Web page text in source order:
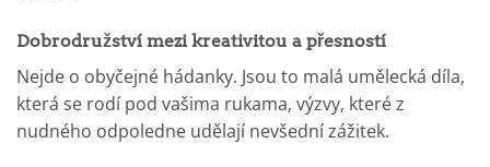
Dobrodružství mezi kreativitou a přesností
Nejde o obyčejné hádanky. Jsou to malá umělecká díla,
která se rodí pod vašima rukama, výzvy, které z
nudného odpoledne udělají nevšední zážitek.